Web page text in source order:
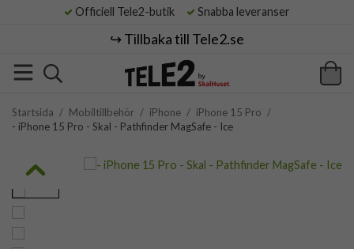
Officiell Tele2-butik Snabba leveranser
↪️ Tillbaka till Tele2.se
Startsida / Mobiltillbehör / iPhone / iPhone 15 Pro /
- iPhone 15 Pro - Skal - Pathfinder MagSafe - Ice